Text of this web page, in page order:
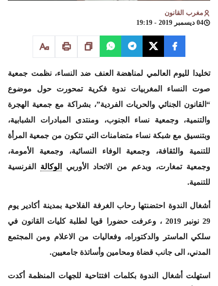
مغرب القانون
04 ديسمبر 2019 - 19:19
تخليدا لليوم العالمي لمناهضة العنف ضد النساء، نظمت جمعية
صوت النساء المغربيات ندوة فكرية تمحورت حول موضوع
“القانون الجنائي والحريات الفردية”، بشراكة مع جمعية الهجرة
والتنمية، وجمعية نساء الجنوب، ومنتدى المبادرات الشبابية،
وبتنسيق مع شبكة نساء متضامنات التي تتكون من جمعية المرأة
للتنمية والثقافة، وجمعية الوفاء النسائية، وجمعية الأمومة،
وجمعية تمغارت، وبدعم من الاتحاد الأوربي
الوكالة الفرنسية
للتنمية.
أشغال الندوة احتضنتها رحاب الغرفة الفلاحية بمدينة أكادير يوم
29 نونبر 2019 ، وعرفت حضورا قويا لطلبة كليات القانون في
سلكي الماستر والدكتوراه، وفعاليات من الاعلام ومن المجتمع
المدني، الى جانب قضاة ومحامين وأساتذة جامعيين.
استهلت أشغال الندوة بكلمات افتتاحية للجهات المنظمة أكدت